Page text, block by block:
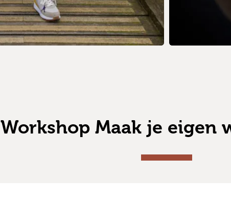
Workshop Maak je eigen